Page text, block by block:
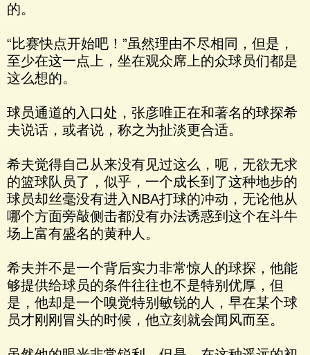
的。
“比赛快点开始吧！”虽然理由不尽相同，但是，
至少在这一点上，坐在观众席上的众球员们都是
这么想的。
球员通道的入口处，张彦唯正在和著名的球探希
夫说话，或者说，称之为扯淡更合适。
希夫觉得自己从来没有见过这么，呃，无欲无求
的篮球队员了，似乎，一个成长到了这种地步的
球员却丝毫没有进入NBA打球的冲动，无论他从
哪个方面旁敲侧击都没有办法诱惑到这个在斗牛
场上富有盛名的黄种人。
希夫并不是一个背后实力非常惊人的球探，他能
够提供给球员的条件往往也不是特别优厚，但
是，他却是一个嗅觉特别敏锐的人，早在某个球
员才刚刚冒头的时候，他立刻就会闻风而至。